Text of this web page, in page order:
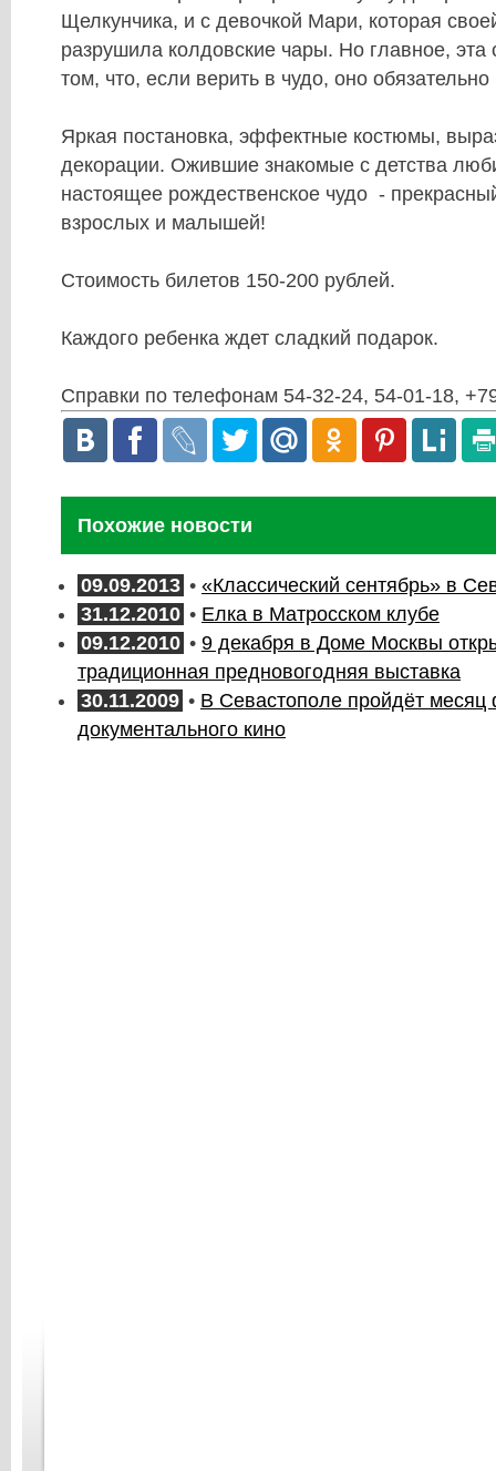
Щелкунчика, и с девочкой Мари, которая
разрушила колдовские чары. Но главное, эта
том, что, если верить в чудо, оно обязательно
Яркая постановка, эффектные костюмы,
декорации. Ожившие знакомые с детства
настоящее рождественское чудо -
взрослых и малышей!
Стоимость билетов 150-200 рублей.
Каждого ребенка ждет сладкий подарок.
Справки по телефонам 54-32-24, 54-01-18,
Похожие новости
09.09.2013 • «Классический сентябрь» в
31.12.2010 • Елка в Матросском клубе
09.12.2010 • 9 декабря в Доме Москвы
традиционная предновогодняя выставка
30.11.2009 • В Севастополе пройдёт месяц
документального кино